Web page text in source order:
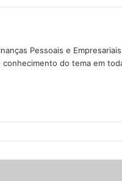
Pessoais e
do tema em